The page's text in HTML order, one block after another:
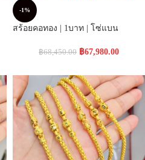
-1%
สร้อยคอทอง | 1บาท | โซ่แบน
฿68,450.00 ฿67,980.00